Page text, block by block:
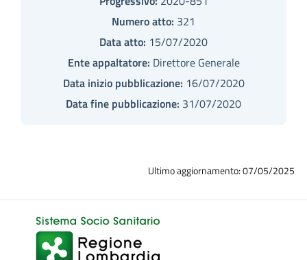
Numero atto: 321
Data atto: 15/07/2020
Ente appaltatore: Direttore Generale
Data inizio pubblicazione: 16/07/2020
Data fine pubblicazione: 31/07/2020
Ultimo aggiornamento: 07/05/2025